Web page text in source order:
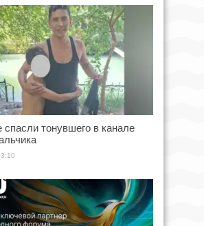
спасли тонувшего в канале